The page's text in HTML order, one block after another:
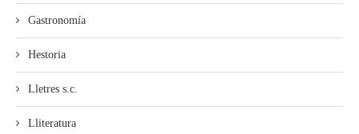
Gastronomía
Hestoria
Lletres s.c.
Lliteratura